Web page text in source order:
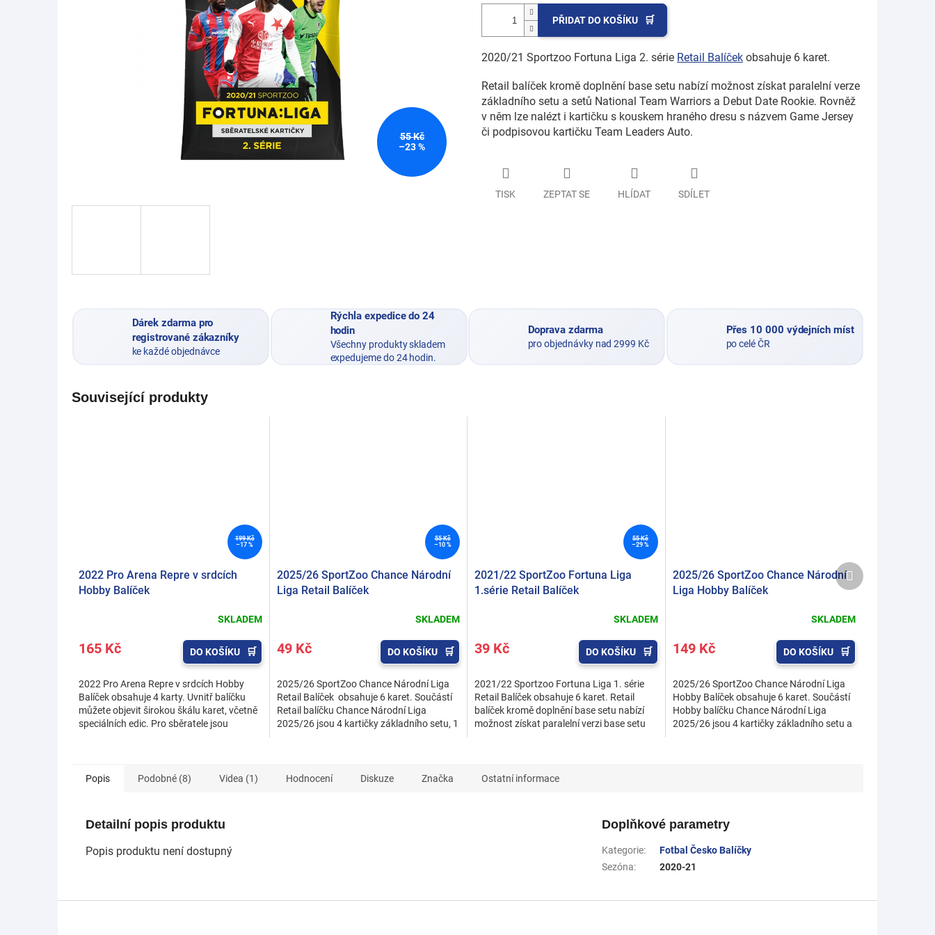
55 Kč
–23 %
PŘIDAT DO KOŠÍKU
2020/21 Sportzoo Fortuna Liga 2. série Retail Balíček obsahuje 6 karet.
Retail balíček kromě doplnění base setu nabízí možnost získat paralelní verze
základního setu a setů National Team Warriors a Debut Date Rookie. Rovněž
v něm lze nalézt i kartičku s kouskem hraného dresu s názvem Game Jersey
či podpisovou kartičku Team Leaders Auto.
TISK ZEPTAT SE HLÍDAT SDÍLET
Dárek zdarma pro
registrované zákazníky
ke každé objednávce
Rýchla expedice do 24
hodin
Všechny produkty skladem
expedujeme do 24 hodin.
Doprava zdarma
pro objednávky nad 2999 Kč
Přes 10 000 výdejních míst
po celé ČR
Související produkty
199 Kč
–17 %
2022 Pro Arena Repre v srdcích
Hobby Balíček
SKLADEM
165 Kč DO KOŠÍKU
2022 Pro Arena Repre v srdcích Hobby
Balíček obsahuje 4 karty. Uvnitř balíčku
můžete objevit širokou škálu karet, včetně
speciálních edic. Pro sběratele jsou
55 Kč
–10 %
2025/26 SportZoo Chance Národní
Liga Retail Balíček
SKLADEM
49 Kč DO KOŠÍKU
2025/26 SportZoo Chance Národní Liga
Retail Balíček obsahuje 6 karet. Součástí
Retail balíčku Chance Národní Liga
2025/26 jsou 4 kartičky základního setu, 1
55 Kč
–29 %
2021/22 SportZoo Fortuna Liga
1.série Retail Balíček
SKLADEM
39 Kč DO KOŠÍKU
2021/22 Sportzoo Fortuna Liga 1. série
Retail Balíček obsahuje 6 karet. Retail
balíček kromě doplnění base setu nabízí
možnost získat paralelní verzi base setu
2025/26 SportZoo Chance Národní
Liga Hobby Balíček
SKLADEM
149 Kč DO KOŠÍKU
2025/26 SportZoo Chance Národní Liga
Hobby Balíček obsahuje 6 karet. Součástí
Hobby balíčku Chance Národní Liga
2025/26 jsou 4 kartičky základního setu a
Další
produkt
Popis Podobné (8) Videa (1) Hodnocení Diskuze Značka Ostatní informace
Detailní popis produktu
Popis produktu není dostupný
Doplňkové parametry
Kategorie:
Fotbal Česko Balíčky
Sezóna: 2020-21